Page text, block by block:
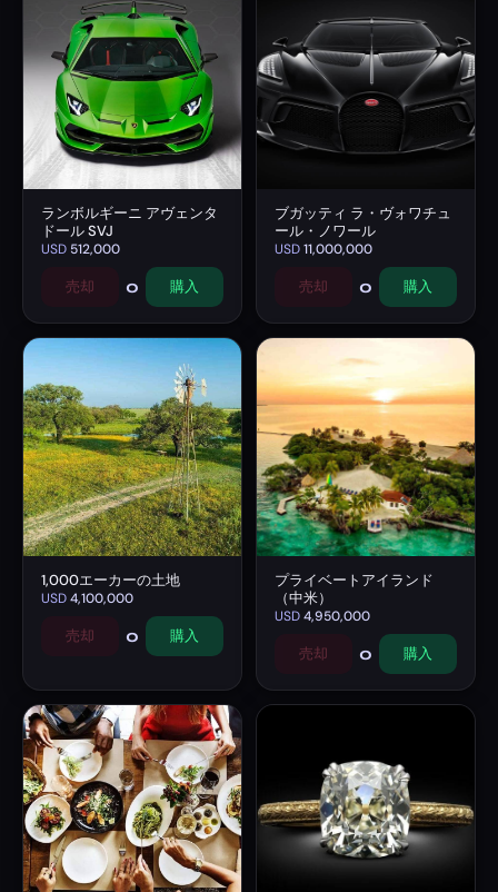
ランボルギーニ アヴェンタ
ドール SVJ
USD 512,000
売却 0 購入
ブガッティ ラ・ヴォワチュ
ール・ノワール
USD11,000,000
売却 0 購入
1,000エーカーの土地
USD4,100,000
売却 0 購入
プライベートアイランド
（中米）
USD4,950,000
売却 0 購入